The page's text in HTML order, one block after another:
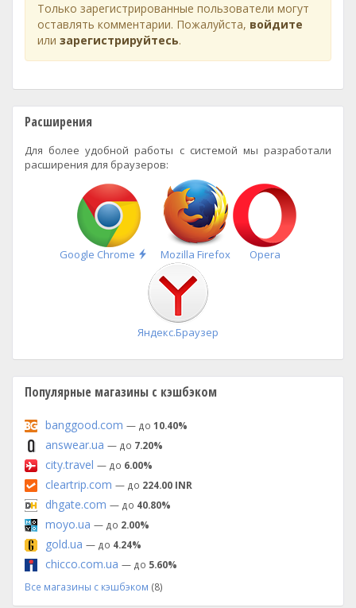
Только зарегистрированные пользователи могут
оставлять комментарии. Пожалуйста, войдите
или зарегистрируйтесь.
Расширения
Для более удобной работы с системой мы разработали
расширения для браузеров:
Google Chrome
Быстрая
установка
Mozilla Firefox Opera
Яндекс.Браузер
Популярные магазины с кэшбэком
banggood.com — до 10.40%
answear.ua — до 7.20%
city.travel — до 6.00%
cleartrip.com — до 224.00 INR
dhgate.com — до 40.80%
moyo.ua — до 2.00%
gold.ua — до 4.24%
chicco.com.ua — до 5.60%
Все магазины с кэшбэком (8)